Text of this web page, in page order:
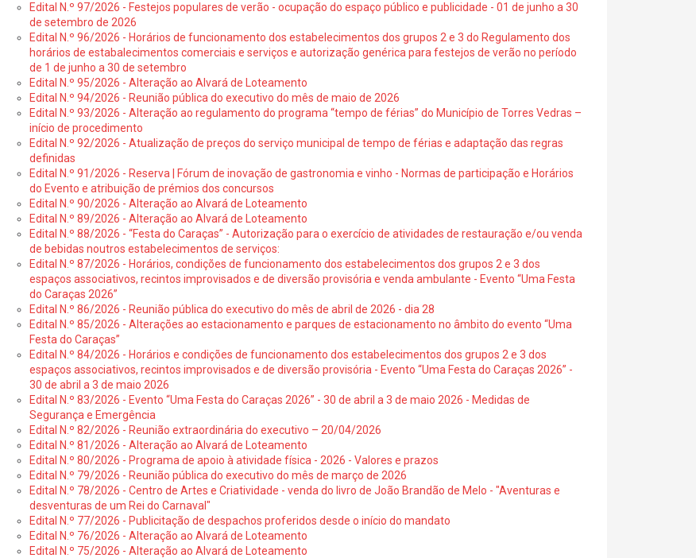
Edital N.º 97/2026 - Festejos populares de verão - ocupação do espaço público e publicidade - 01 de junho a 30
de setembro de 2026
Edital N.º 96/2026 - Horários de funcionamento dos estabelecimentos dos grupos 2 e 3 do Regulamento dos
horários de estabalecimentos comerciais e serviços e autorização genérica para festejos de verão no período
de 1 de junho a 30 de setembro
Edital N.º 95/2026 - Alteração ao Alvará de Loteamento
Edital N.º 94/2026 - Reunião pública do executivo do mês de maio de 2026
Edital N.º 93/2026 - Alteração ao regulamento do programa “tempo de férias” do Município de Torres Vedras –
início de procedimento
Edital N.º 92/2026 - Atualização de preços do serviço municipal de tempo de férias e adaptação das regras
definidas
Edital N.º 91/2026 - Reserva | Fórum de inovação de gastronomia e vinho - Normas de participação e Horários
do Evento e atribuição de prémios dos concursos
Edital N.º 90/2026 - Alteração ao Alvará de Loteamento
Edital N.º 89/2026 - Alteração ao Alvará de Loteamento
Edital N.º 88/2026 - “Festa do Caraças” - Autorização para o exercício de atividades de restauração e/ou venda
de bebidas noutros estabelecimentos de serviços:
Edital N.º 87/2026 - Horários, condições de funcionamento dos estabelecimentos dos grupos 2 e 3 dos
espaços associativos, recintos improvisados e de diversão provisória e venda ambulante - Evento “Uma Festa
do Caraças 2026”
Edital N.º 86/2026 - Reunião pública do executivo do mês de abril de 2026 - dia 28
Edital N.º 85/2026 - Alterações ao estacionamento e parques de estacionamento no âmbito do evento “Uma
Festa do Caraças”
Edital N.º 84/2026 - Horários e condições de funcionamento dos estabelecimentos dos grupos 2 e 3 dos
espaços associativos, recintos improvisados e de diversão provisória - Evento “Uma Festa do Caraças 2026” -
30 de abril a 3 de maio 2026
Edital N.º 83/2026 - Evento “Uma Festa do Caraças 2026” - 30 de abril a 3 de maio 2026 - Medidas de
Segurança e Emergência
Edital N.º 82/2026 - Reunião extraordinária do executivo – 20/04/2026
Edital N.º 81/2026 - Alteração ao Alvará de Loteamento
Edital N.º 80/2026 - Programa de apoio à atividade física - 2026 - Valores e prazos
Edital N.º 79/2026 - Reunião pública do executivo do mês de março de 2026
Edital N.º 78/2026 - Centro de Artes e Criatividade - venda do livro de João Brandão de Melo - "Aventuras e
desventuras de um Rei do Carnaval"
Edital N.º 77/2026 - Publicitação de despachos proferidos desde o início do mandato
Edital N.º 76/2026 - Alteração ao Alvará de Loteamento
Edital N.º 75/2026 - Alteração ao Alvará de Loteamento